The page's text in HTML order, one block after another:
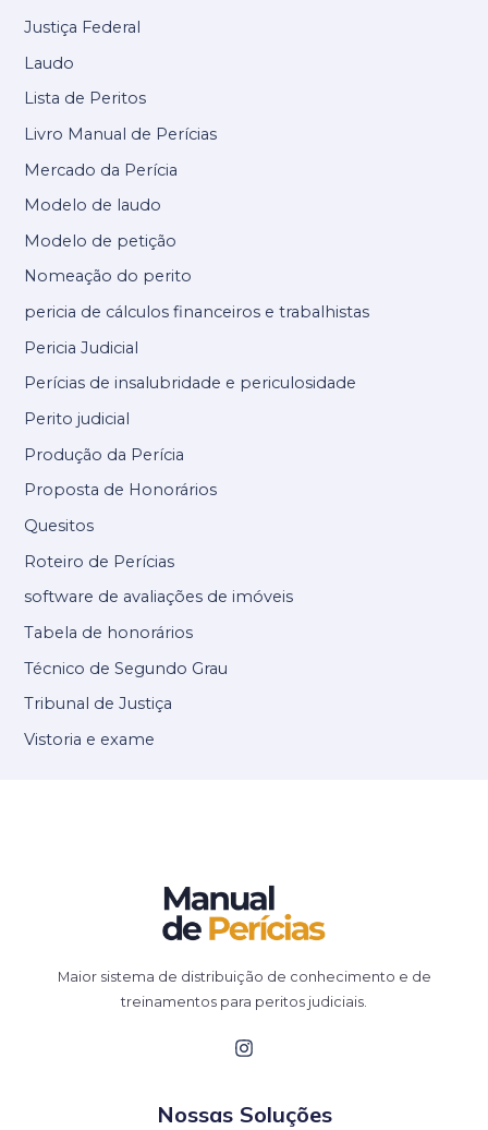
Justiça Federal
Laudo
Lista de Peritos
Livro Manual de Perícias
Mercado da Perícia
Modelo de laudo
Modelo de petição
Nomeação do perito
pericia de cálculos financeiros e trabalhistas
Pericia Judicial
Perícias de insalubridade e periculosidade
Perito judicial
Produção da Perícia
Proposta de Honorários
Quesitos
Roteiro de Perícias
software de avaliações de imóveis
Tabela de honorários
Técnico de Segundo Grau
Tribunal de Justiça
Vistoria e exame
Maior sistema de distribuição de conhecimento e de
treinamentos para peritos judiciais.
Nossas Soluções